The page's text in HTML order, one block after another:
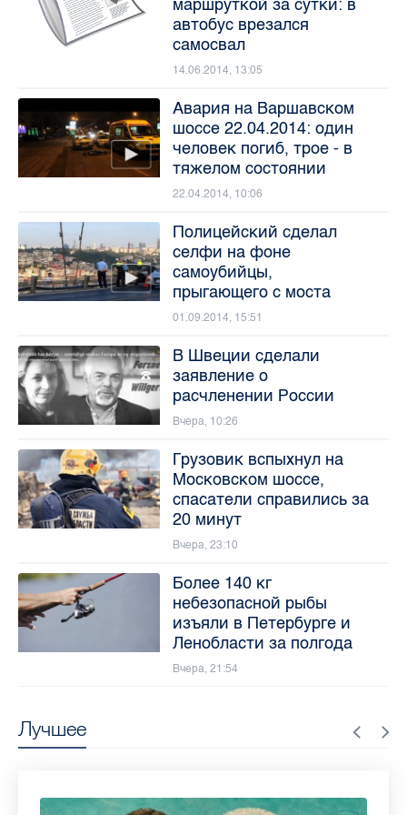
Лучшее
маршруткой за сутки: в
автобус врезался
самосвал
14.06.2014, 13:05
Авария на Варшавском
шоссе 22.04.2014: один
человек погиб, трое - в
тяжелом состоянии
22.04.2014, 10:06
Полицейский сделал
селфи на фоне
самоубийцы,
прыгающего с моста
01.09.2014, 15:51
В Швеции сделали
заявление о
расчленении России
Вчера, 10:26
Грузовик вспыхнул на
Московском шоссе,
спасатели справились за
20 минут
Вчера, 23:10
Более 140 кг
небезопасной рыбы
изъяли в Петербурге и
Ленобласти за полгода
Вчера, 21:54